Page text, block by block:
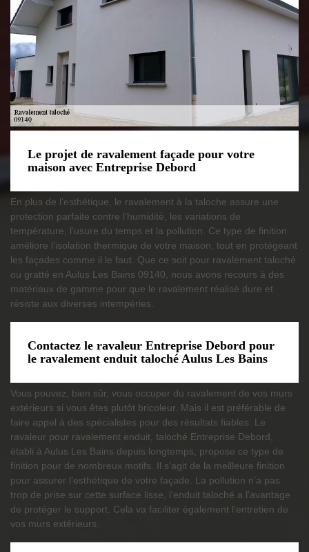
Le projet de ravalement façade pour votre
maison avec Entreprise Debord
En plus de l’esthétique, le ravalement à la taloche assure une
protection parfaite contre l’humidité, les variations de
température, l’usure du temps et la pollution. Ce type de finition
améliore l’isolation thermique de votre maison, tout en protégeant
les façades comme il le faut. Que ce soit pour ravalement taloché
ou gratté en Aulus Les Bains 09140, nous avons recours à des
matériaux de gamme pour que le ravalement réalisé dure et
résiste aux diverses intempéries.
Contactez le ravaleur Entreprise Debord pour
le ravalement enduit taloché Aulus Les Bains
Vous pouvez, bien sûr, vous occuper du ravalement de vos murs
extérieurs si vous êtes plutôt bricoleur. Mais il est préférable de
faire appel à des spécialistes pour des résultats fiables. Le
ravaleur pour ravalement enduit, taloché Entreprise Debord,
établi à Aulus Les Bains depuis longtemps, propose ce type de
finition pour de nombreux motifs. Il s’agit de la meilleure finition
pour assurer l’esthétique de votre façade. La pollution n’a pas
trop de prise sur cette surface lisse, l’enduit taloché a l’avantage
de protéger le support. Cela va faciliter également l’entretien de
vos murs extérieurs.